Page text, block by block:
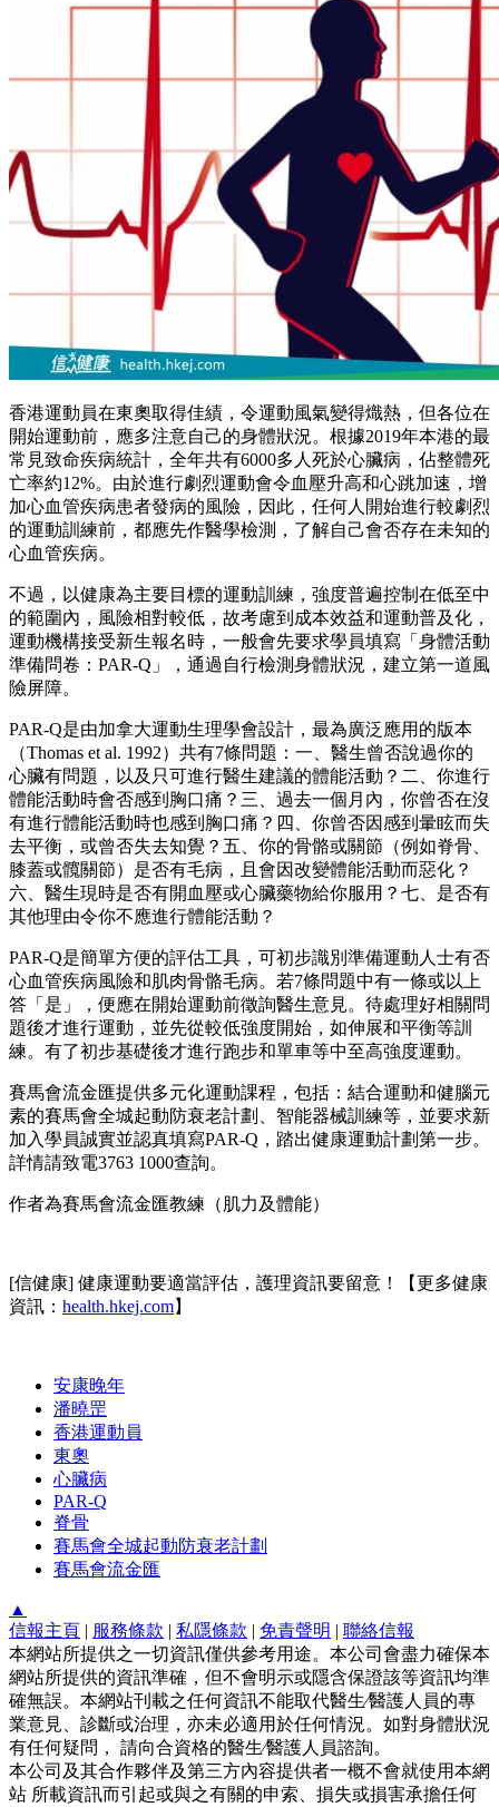
香港運動員在東奧取得佳績，令運動風氣變得熾熱，但各位在
開始運動前，應多注意自己的身體狀況。根據2019年本港的最
常見致命疾病統計，全年共有6000多人死於心臟病，佔整體死
亡率約12%。由於進行劇烈運動會令血壓升高和心跳加速，增
加心血管疾病患者發病的風險，因此，任何人開始進行較劇烈
的運動訓練前，都應先作醫學檢測，了解自己會否存在未知的
心血管疾病。
不過，以健康為主要目標的運動訓練，強度普遍控制在低至中
的範圍內，風險相對較低，故考慮到成本效益和運動普及化，
運動機構接受新生報名時，一般會先要求學員填寫「身體活動
準備問卷：PAR-Q」，通過自行檢測身體狀況，建立第一道風
險屏障。
PAR-Q是由加拿大運動生理學會設計，最為廣泛應用的版本
（Thomas et al. 1992）共有7條問題：一、醫生曾否說過你的
心臟有問題，以及只可進行醫生建議的體能活動？二、你進行
體能活動時會否感到胸口痛？三、過去一個月內，你曾否在沒
有進行體能活動時也感到胸口痛？四、你曾否因感到暈眩而失
去平衡，或曾否失去知覺？五、你的骨骼或關節（例如脊骨、
膝蓋或髖關節）是否有毛病，且會因改變體能活動而惡化？
六、醫生現時是否有開血壓或心臟藥物給你服用？七、是否有
其他理由令你不應進行體能活動？
PAR-Q是簡單方便的評估工具，可初步識別準備運動人士有否
心血管疾病風險和肌肉骨骼毛病。若7條問題中有一條或以上
答「是」，便應在開始運動前徵詢醫生意見。待處理好相關問
題後才進行運動，並先從較低強度開始，如伸展和平衡等訓
練。有了初步基礎後才進行跑步和單車等中至高強度運動。
賽馬會流金匯提供多元化運動課程，包括：結合運動和健腦元
素的賽馬會全城起動防衰老計劃、智能器械訓練等，並要求新
加入學員誠實並認真填寫PAR-Q，踏出健康運動計劃第一步。
詳情請致電3763 1000查詢。
作者為賽馬會流金匯教練（肌力及體能）
[信健康] 健康運動要適當評估，護理資訊要留意！【更多健康
資訊： health.hkej.com】
安康晚年
潘曉罡
香港運動員
東奧
心臟病
PAR-Q
脊骨
賽馬會全城起動防衰老計劃
賽馬會流金匯
▲
信報主頁 | 服務條款 | 私隱條款 | 免責聲明 | 聯絡信報
本網站所提供之一切資訊僅供參考用途。本公司會盡力確保本
網站所提供的資訊準確，但不會明示或隱含保證該等資訊均準
確無誤。本網站刊載之任何資訊不能取代醫生∕醫護人員的專
業意見、診斷或治理，亦未必適用於任何情況。如對身體狀況
有任何疑問， 請向合資格的醫生∕醫護人員諮詢。
本公司及其合作夥伴及第三方內容提供者一概不會就使用本網
站 所載資訊而引起或與之有關的申索、損失或損害承擔任何